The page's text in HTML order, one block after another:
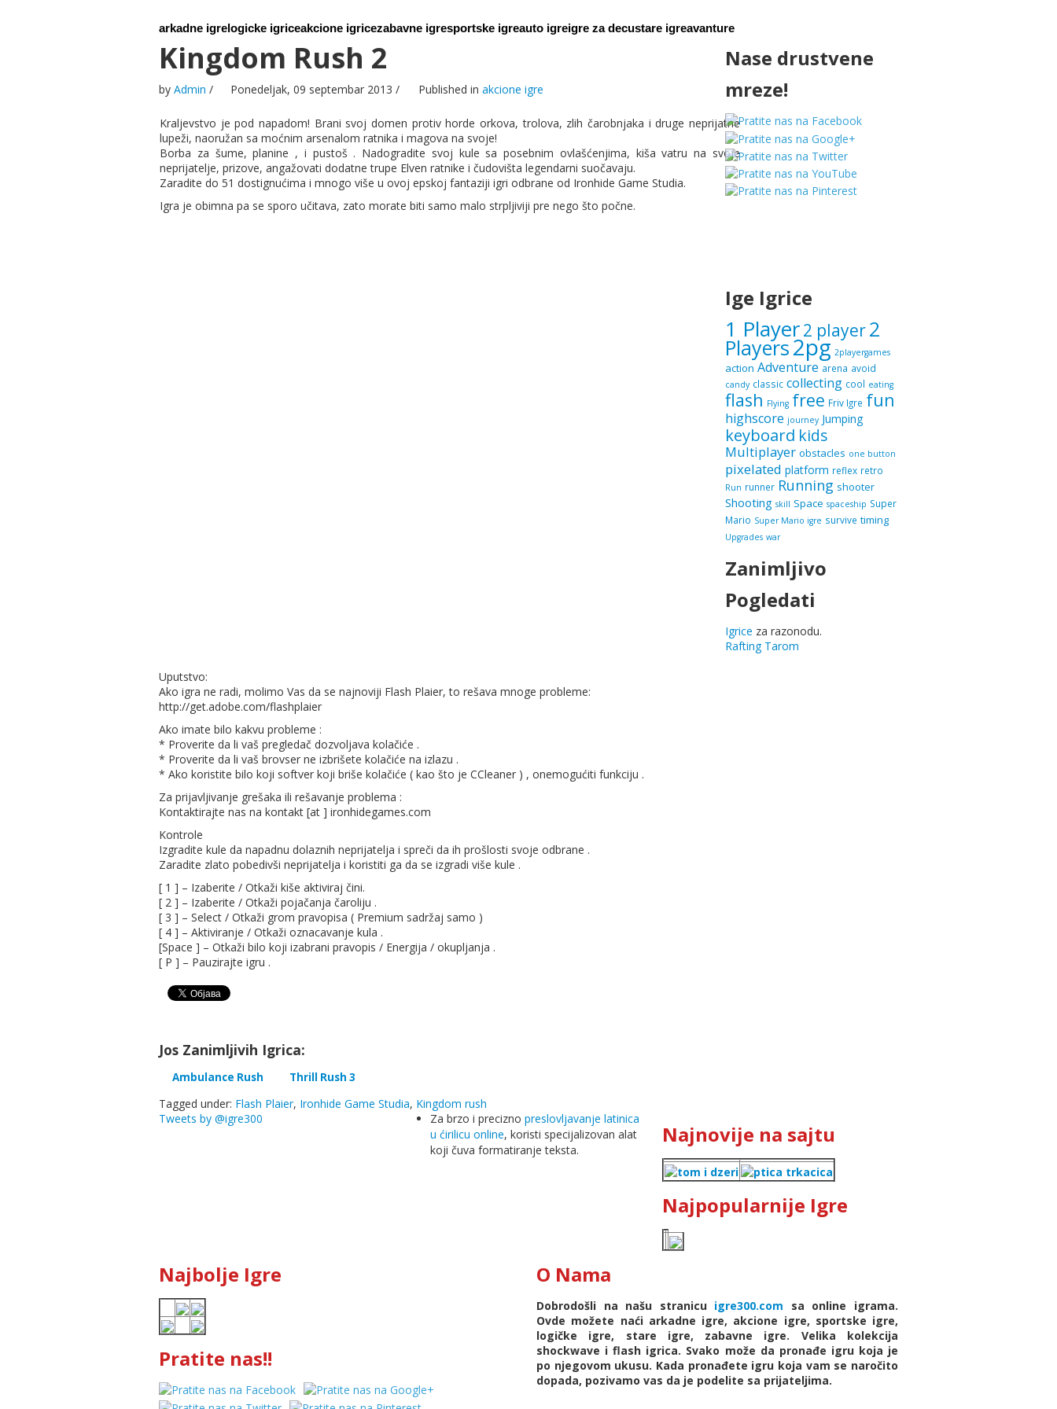
arkadne igrelogicke igriceakcione igricezabavne igresportske igreauto igreigre za decustare igreavanture
Kingdom Rush 2
by Admin / Ponedeljak, 09 septembar 2013 / Published in akcione igre
Kraljevstvo je pod napadom! Brani svoj domen protiv horde orkova, trolova, zlih čarobnjaka i druge neprijatne
lupeži, naoružan sa moćnim arsenalom ratnika i magova na svoje!
Borba za šume, planine , i pustoš . Nadogradite svoj kule sa posebnim ovlašćenjima, kiša vatru na svoje
neprijatelje, prizove, angažovati dodatne trupe Elven ratnike i čudovišta legendarni suočavaju.
Zaradite do 51 dostignućima i mnogo više u ovoj epskoj fantaziji igri odbrane od Ironhide Game Studia.
Igra je obimna pa se sporo učitava, zato morate biti samo malo strpljiviji pre nego što počne.
Uputstvo:
Ako igra ne radi, molimo Vas da se najnoviji Flash Plaier, to rešava mnoge probleme:
http://get.adobe.com/flashplaier
Ako imate bilo kakvu probleme :
* Proverite da li vaš pregledač dozvoljava kolačiće .
* Proverite da li vaš brovser ne izbrišete kolačiće na izlazu .
* Ako koristite bilo koji softver koji briše kolačiće ( kao što je CCleaner ) , onemogućiti funkciju .
Za prijavljivanje grešaka ili rešavanje problema :
Kontaktirajte nas na kontakt [at ] ironhidegames.com
Kontrole
Izgradite kule da napadnu dolaznih neprijatelja i spreči da ih prošlosti svoje odbrane .
Zaradite zlato pobedivši neprijatelja i koristiti ga da se izgradi više kule .
[ 1 ] – Izaberite / Otkaži kiše aktiviraj čini.
[ 2 ] – Izaberite / Otkaži pojačanja čaroliju .
[ 3 ] – Select / Otkaži grom pravopisa ( Premium sadržaj samo )
[ 4 ] – Aktiviranje / Otkaži oznacavanje kula .
[Space ] – Otkaži bilo koji izabrani pravopis / Energija / okupljanja .
[ P ] – Pauzirajte igru .
Jos Zanimljivih Igrica:
Ambulance Rush Thrill Rush 3
Tagged under: Flash Plaier, Ironhide Game Studia, Kingdom rush
Nase drustvene
mreze!
Ige Igrice
1 Player2 player2
Players2pg 2playergames
action Adventure arena avoid
candy classic collecting cool eating
flash Flying free Friv Igre fun
highscore journey Jumping
keyboard kids
Multiplayer obstacles one button
pixelated platform reflex retro
Run runner Running shooter
Shooting skill Space spaceship Super
Mario Super Mario igre survive timing
Upgrades war
Zanimljivo
Pogledati
Igrice za razonodu.
Rafting Tarom
Tweets by @igre300 Za brzo i precizno preslovljavanje latinica
u ćirilicu online, koristi specijalizovan alat
koji čuva formatiranje teksta.
Najnovije na sajtu
Najpopularnije Igre
Najbolje Igre
Pratite nas!!
O Nama
Dobrodošli na našu stranicu igre300.com sa online igrama.
Ovde možete naći arkadne igre, akcione igre, sportske igre,
logičke igre, stare igre, zabavne igre. Velika kolekcija
shockwave i flash igrica. Svako može da pronađe igru koja je
po njegovom ukusu. Kada pronađete igru koja vam se naročito
dopada, pozivamo vas da je podelite sa prijateljima.